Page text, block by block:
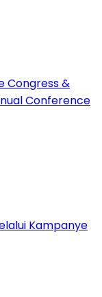
Congress &
Conference
Kampanye